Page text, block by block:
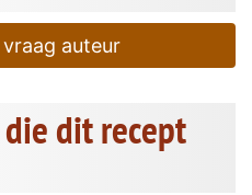
auteur
dit recept